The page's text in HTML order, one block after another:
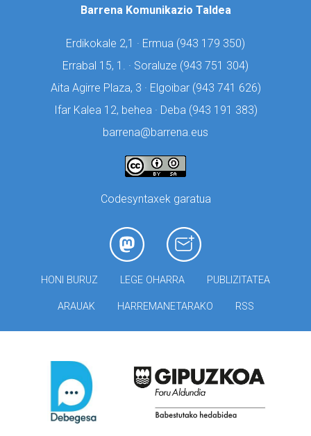
Barrena Komunikazio Taldea
Erdikokale 2,1 · Ermua (943 179 350)
Errabal 15, 1. · Soraluze (943 751 304)
Aita Agirre Plaza, 3 · Elgoibar (943 741 626)
Ifar Kalea 12, behea · Deba (943 191 383)
barrena@barrena.eus
Codesyntaxek garatua
HONI BURUZ LEGE OHARRA PUBLIZITATEA
ARAUAK HARREMANETARAKO RSS